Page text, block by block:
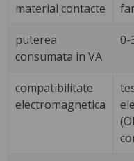
material contacte
puterea
consumata in VA
0-
compatibilitate
electromagnetica